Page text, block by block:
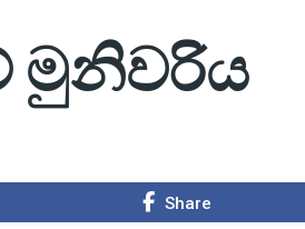
මුනිවරිය
Share